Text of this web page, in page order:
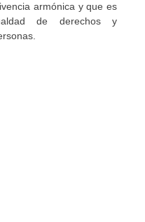
armónica y que es
de derechos y